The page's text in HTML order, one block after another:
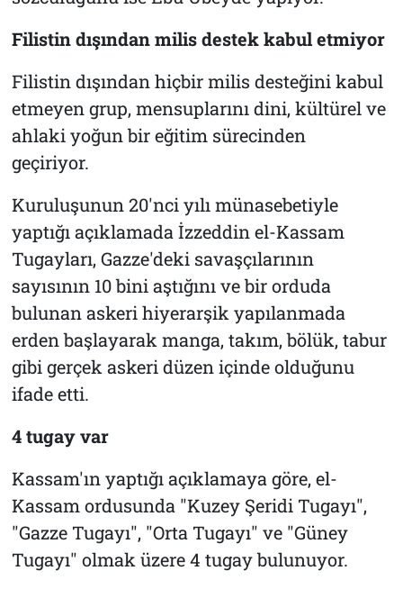
Filistin dışından milis destek kabul etmiyor
Filistin dışından hiçbir milis desteğini kabul
etmeyen grup, mensuplarını dini, kültürel ve
ahlaki yoğun bir eğitim sürecinden
geçiriyor.
Kuruluşunun 20'nci yılı münasebetiyle
yaptığı açıklamada İzzeddin el-Kassam
Tugayları, Gazze'deki savaşçılarının
sayısının 10 bini aştığını ve bir orduda
bulunan askeri hiyerarşik yapılanmada
erden başlayarak manga, takım, bölük, tabur
gibi gerçek askeri düzen içinde olduğunu
ifade etti.
4 tugay var
Kassam'ın yaptığı açıklamaya göre, el-
Kassam ordusunda "Kuzey Şeridi Tugayı",
"Gazze Tugayı", "Orta Tugayı" ve "Güney
Tugayı" olmak üzere 4 tugay bulunuyor.